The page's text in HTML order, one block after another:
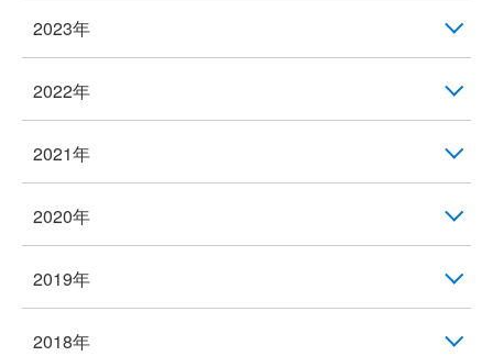
2023年
2022年
2021年
2020年
2019年
2018年